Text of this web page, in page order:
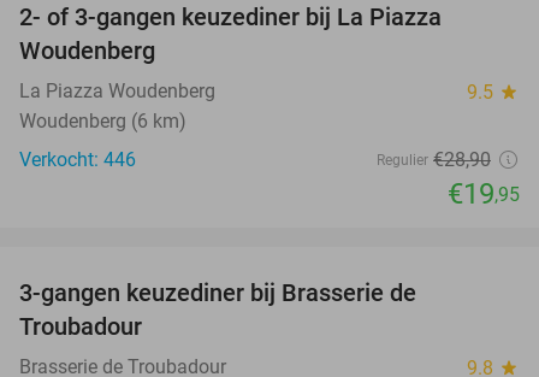
2- of 3-gangen keuzediner bij La Piazza
Woudenberg
La Piazza Woudenberg 9.5 star
Woudenberg (6 km)
Verkocht: 446
Regulier €28,90
€19,95
3-gangen keuzediner bij Brasserie de
Troubadour
Brasserie de Troubadour 9.8 star